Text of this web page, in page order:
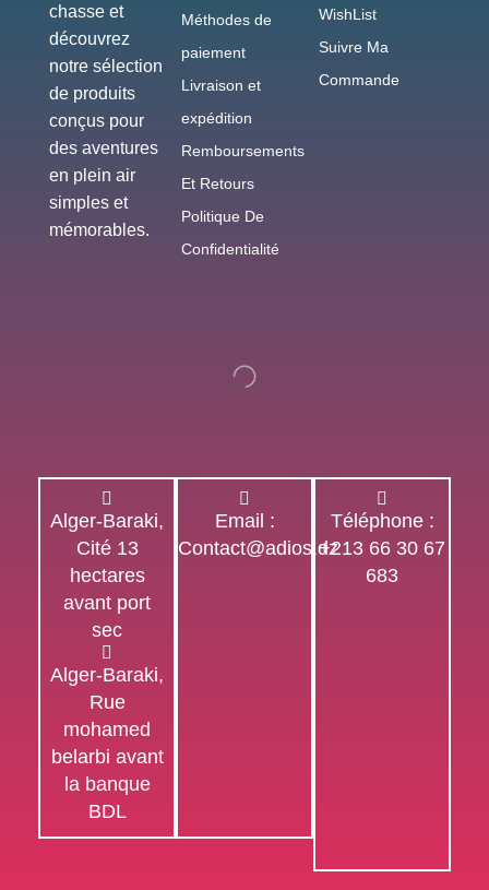
chasse et
découvrez
notre sélection
de produits
conçus pour
des aventures
en plein air
simples et
mémorables.
Méthodes de
paiement
Livraison et
expédition
Remboursements
Et Retours
Politique De
Confidentialité
WishList
Suivre Ma
Commande
Alger-Baraki,
Cité 13
hectares
avant port
sec
Alger-Baraki,
Rue
mohamed
belarbi avant
la banque
BDL
Email :
Contact@adios.dz
Téléphone :
+213 66 30 67
683